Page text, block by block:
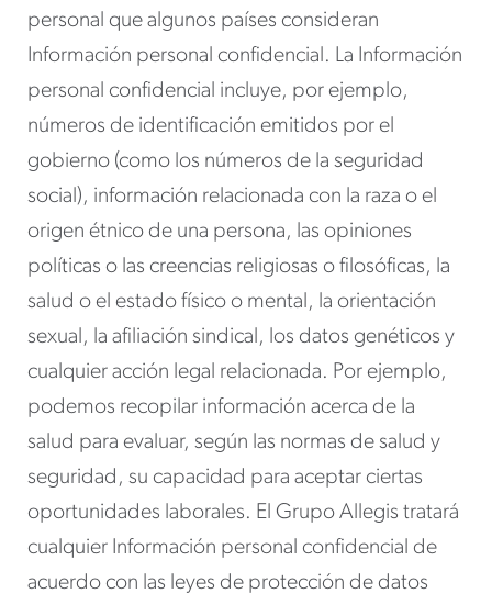
personal que algunos países consideran
Información personal confidencial. La Información
personal confidencial incluye, por ejemplo,
números de identificación emitidos por el
gobierno (como los números de la seguridad
social), información relacionada con la raza o el
origen étnico de una persona, las opiniones
políticas o las creencias religiosas o filosóficas, la
salud o el estado físico o mental, la orientación
sexual, la afiliación sindical, los datos genéticos y
cualquier acción legal relacionada. Por ejemplo,
podemos recopilar información acerca de la
salud para evaluar, según las normas de salud y
seguridad, su capacidad para aceptar ciertas
oportunidades laborales. El Grupo Allegis tratará
cualquier Información personal confidencial de
acuerdo con las leyes de protección de datos